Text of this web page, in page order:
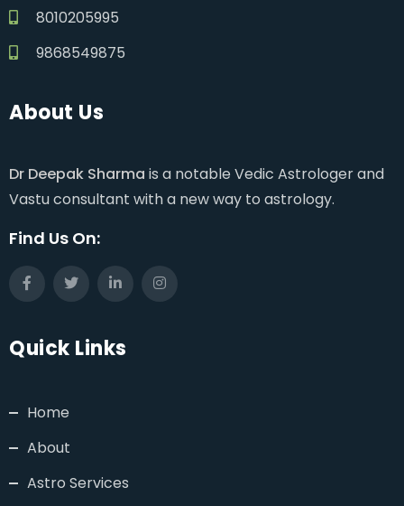
8010205995
9868549875
About Us
Dr Deepak Sharma is a notable Vedic Astrologer and
Vastu consultant with a new way to astrology.
Find Us On:
Quick Links
Home
About
Astro Services